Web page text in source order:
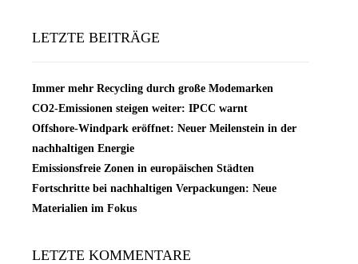
LETZTE BEITRÄGE
Immer mehr Recycling durch große Modemarken
CO2-Emissionen steigen weiter: IPCC warnt
Offshore-Windpark eröffnet: Neuer Meilenstein in der
nachhaltigen Energie
Emissionsfreie Zonen in europäischen Städten
Fortschritte bei nachhaltigen Verpackungen: Neue
Materialien im Fokus
LETZTE KOMMENTARE